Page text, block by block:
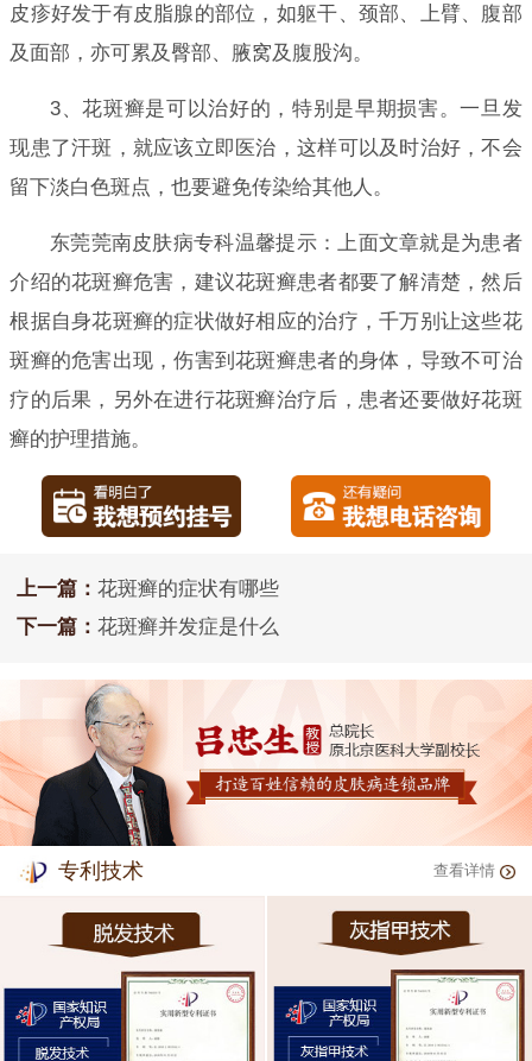
皮疹好发于有皮脂腺的部位，如躯干、颈部、上臂、腹部
及面部，亦可累及臀部、腋窝及腹股沟。
3、花斑癣是可以治好的，特别是早期损害。一旦发
现患了汗斑，就应该立即医治，这样可以及时治好，不会
留下淡白色斑点，也要避免传染给其他人。
东莞莞南皮肤病专科温馨提示：上面文章就是为患者
介绍的花斑癣危害，建议花斑癣患者都要了解清楚，然后
根据自身花斑癣的症状做好相应的治疗，千万别让这些花
斑癣的危害出现，伤害到花斑癣患者的身体，导致不可治
疗的后果，另外在进行花斑癣治疗后，患者还要做好花斑
癣的护理措施。
上一篇： 花斑癣的症状有哪些
下一篇： 花斑癣并发症是什么
专利技术 查看详情